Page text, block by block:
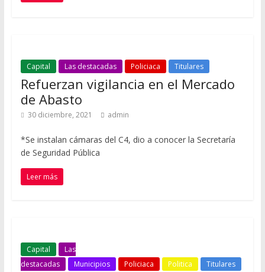
Capital Las destacadas Policiaca Titulares
Refuerzan vigilancia en el Mercado
de Abasto
30 diciembre, 2021 admin
*Se instalan cámaras del C4, dio a conocer la Secretaría
de Seguridad Pública
Leer más
Capital
Las
destacadas
Municipios Policiaca Politica Titulares